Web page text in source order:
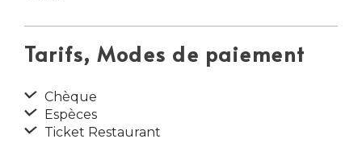
Tarifs, Modes de paiement
Chèque
Espèces
Ticket Restaurant